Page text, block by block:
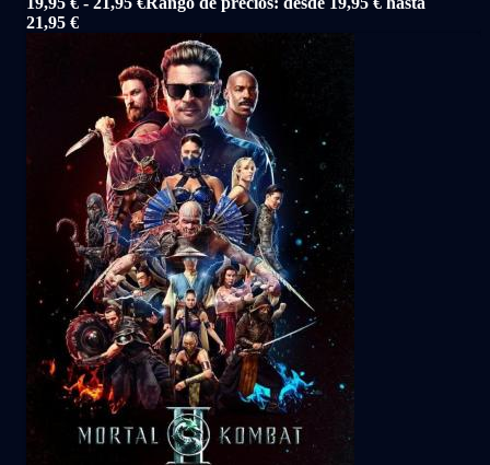
21,95 €